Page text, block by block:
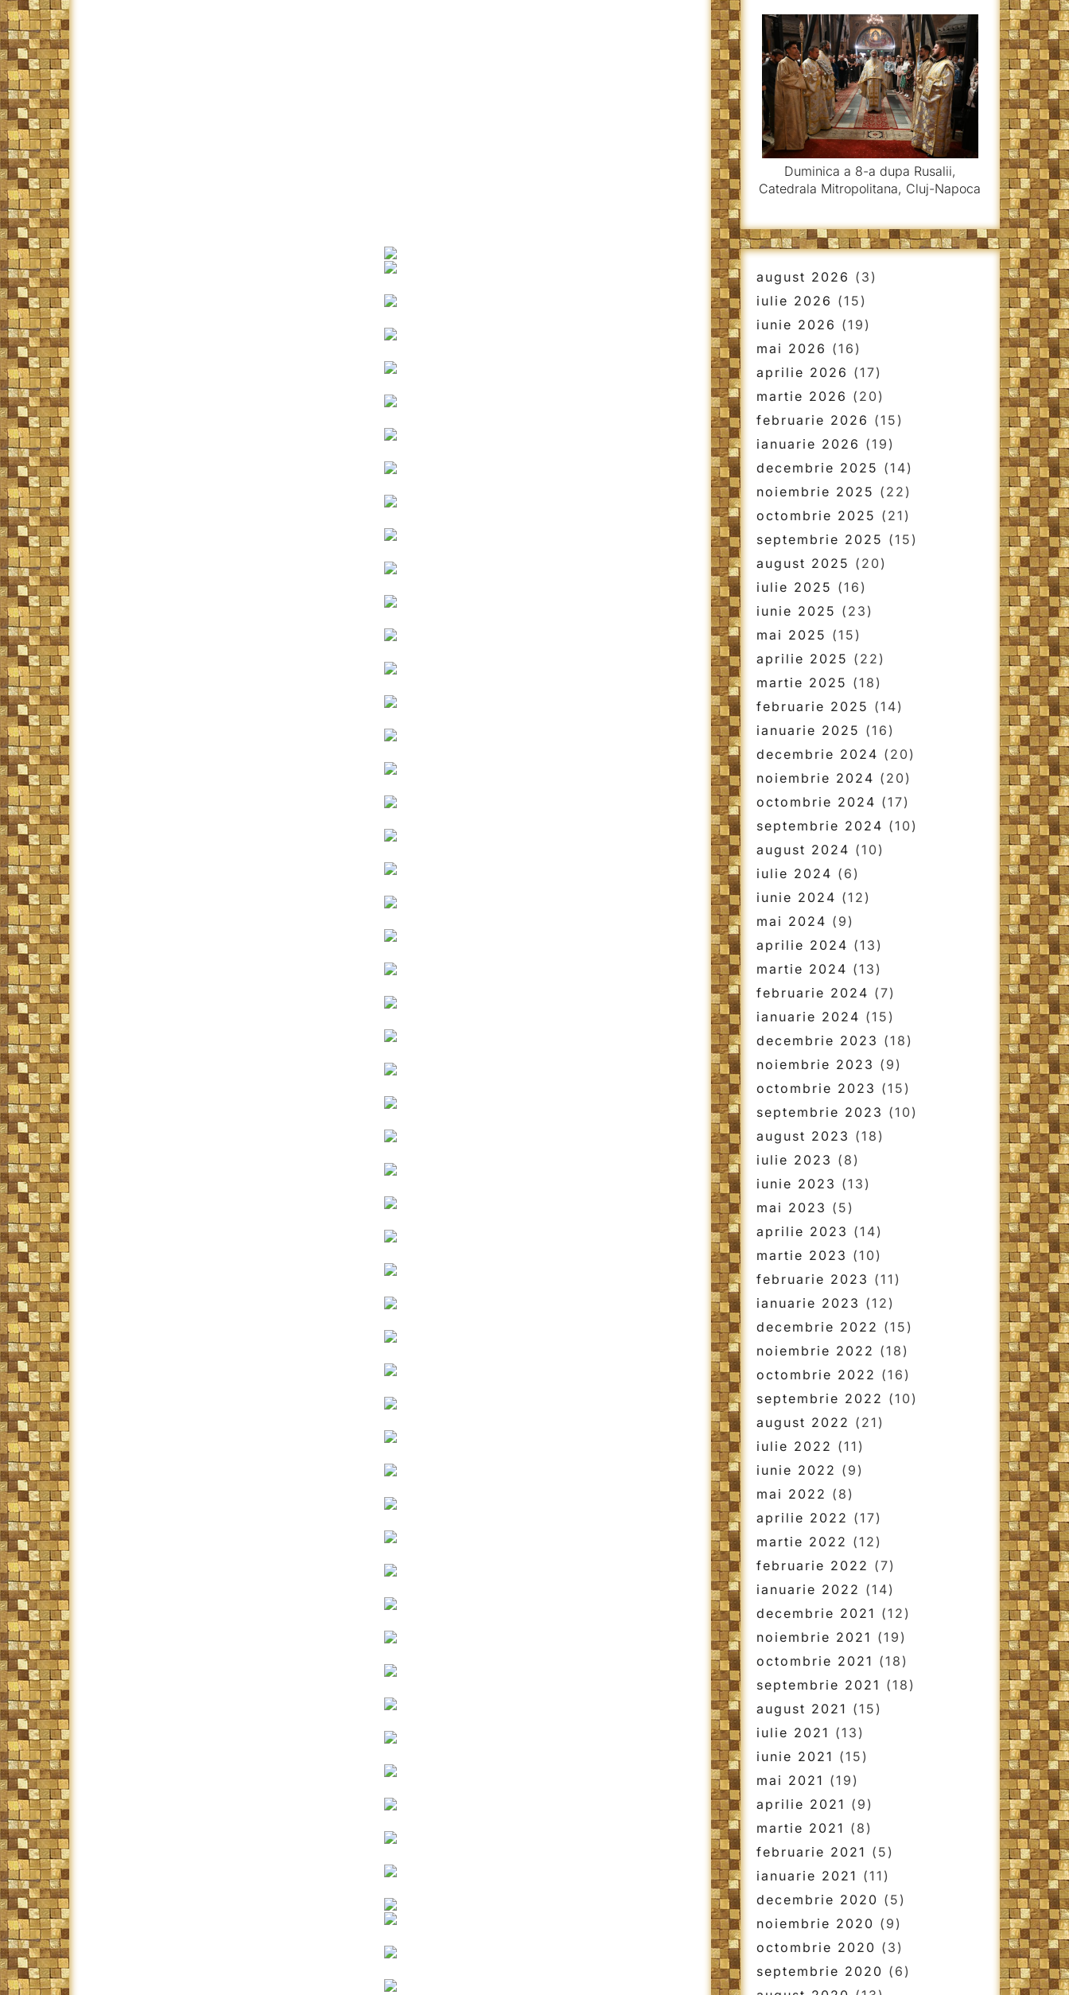
Duminica a 8-a dupa Rusalii,
Catedrala Mitropolitana, Cluj-Napoca
august 2026 (3)
iulie 2026 (15)
iunie 2026 (19)
mai 2026 (16)
aprilie 2026 (17)
martie 2026 (20)
februarie 2026 (15)
ianuarie 2026 (19)
decembrie 2025 (14)
noiembrie 2025 (22)
octombrie 2025 (21)
septembrie 2025 (15)
august 2025 (20)
iulie 2025 (16)
iunie 2025 (23)
mai 2025 (15)
aprilie 2025 (22)
martie 2025 (18)
februarie 2025 (14)
ianuarie 2025 (16)
decembrie 2024 (20)
noiembrie 2024 (20)
octombrie 2024 (17)
septembrie 2024 (10)
august 2024 (10)
iulie 2024 (6)
iunie 2024 (12)
mai 2024 (9)
aprilie 2024 (13)
martie 2024 (13)
februarie 2024 (7)
ianuarie 2024 (15)
decembrie 2023 (18)
noiembrie 2023 (9)
octombrie 2023 (15)
septembrie 2023 (10)
august 2023 (18)
iulie 2023 (8)
iunie 2023 (13)
mai 2023 (5)
aprilie 2023 (14)
martie 2023 (10)
februarie 2023 (11)
ianuarie 2023 (12)
decembrie 2022 (15)
noiembrie 2022 (18)
octombrie 2022 (16)
septembrie 2022 (10)
august 2022 (21)
iulie 2022 (11)
iunie 2022 (9)
mai 2022 (8)
aprilie 2022 (17)
martie 2022 (12)
februarie 2022 (7)
ianuarie 2022 (14)
decembrie 2021 (12)
noiembrie 2021 (19)
octombrie 2021 (18)
septembrie 2021 (18)
august 2021 (15)
iulie 2021 (13)
iunie 2021 (15)
mai 2021 (19)
aprilie 2021 (9)
martie 2021 (8)
februarie 2021 (5)
ianuarie 2021 (11)
decembrie 2020 (5)
noiembrie 2020 (9)
octombrie 2020 (3)
septembrie 2020 (6)